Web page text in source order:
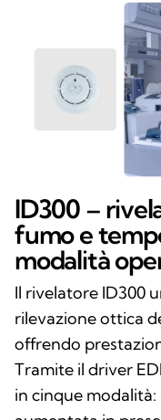
ID300 –
fumo e
modalità
Il rivelatore ID300
rilevazione ottica
offrendo
Tramite il driver
in cinque modalità: